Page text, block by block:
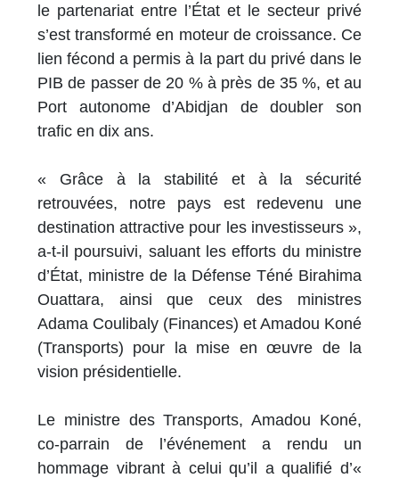
le partenariat entre l’État et le secteur privé
s’est transformé en moteur de croissance. Ce
lien fécond a permis à la part du privé dans le
PIB de passer de 20 % à près de 35 %, et au
Port autonome d’Abidjan de doubler son
trafic en dix ans.
« Grâce à la stabilité et à la sécurité
retrouvées, notre pays est redevenu une
destination attractive pour les investisseurs »,
a-t-il poursuivi, saluant les efforts du ministre
d’État, ministre de la Défense Téné Birahima
Ouattara, ainsi que ceux des ministres
Adama Coulibaly (Finances) et Amadou Koné
(Transports) pour la mise en œuvre de la
vision présidentielle.
Le ministre des Transports, Amadou Koné,
co-parrain de l’événement a rendu un
hommage vibrant à celui qu’il a qualifié d’«